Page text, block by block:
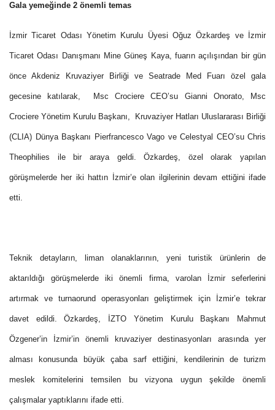
Gala yemeğinde 2 önemli temas
İzmir Ticaret Odası Yönetim Kurulu Üyesi Oğuz Özkardeş ve İzmir
Ticaret Odası Danışmanı Mine Güneş Kaya, fuarın açılışından bir gün
önce Akdeniz Kruvaziyer Birliği ve Seatrade Med Fuarı özel gala
gecesine katılarak, Msc Crociere CEO’su Gianni Onorato, Msc
Crociere Yönetim Kurulu Başkanı, Kruvaziyer Hatları Uluslararası Birliği
(CLIA) Dünya Başkanı Pierfrancesco Vago ve Celestyal CEO’su Chris
Theophilies ile bir araya geldi. Özkardeş, özel olarak yapılan
görüşmelerde her iki hattın İzmir’e olan ilgilerinin devam ettiğini ifade
etti.
Teknik detayların, liman olanaklarının, yeni turistik ürünlerin de
aktarıldığı görüşmelerde iki önemli firma, varolan İzmir seferlerini
artırmak ve turnaorund operasyonları geliştirmek için İzmir’e tekrar
davet edildi. Özkardeş, İZTO Yönetim Kurulu Başkanı Mahmut
Özgener’in İzmir’in önemli kruvaziyer destinasyonları arasında yer
alması konusunda büyük çaba sarf ettiğini, kendilerinin de turizm
meslek komitelerini temsilen bu vizyona uygun şekilde önemli
çalışmalar yaptıklarını ifade etti.